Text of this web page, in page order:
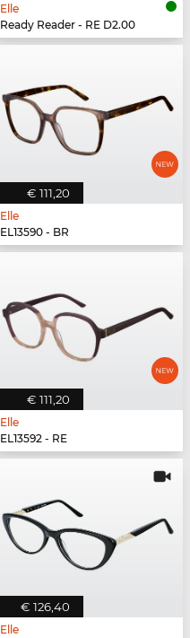
Elle
Ready Reader - RE D2.00
€ 111,20
Elle
EL13590 - BR
€ 111,20
Elle
EL13592 - RE
€ 126,40
Elle